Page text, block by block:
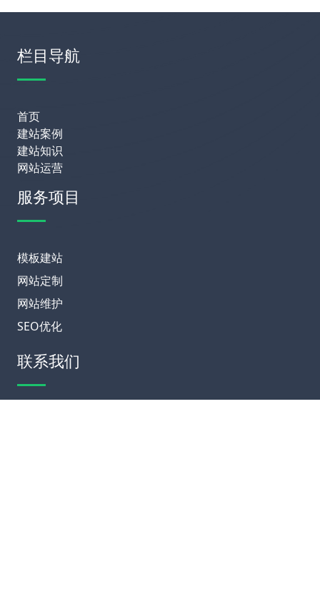
栏目导航
首页
建站案例
建站知识
网站运营
服务项目
模板建站
网站定制
网站维护
SEO优化
联系我们